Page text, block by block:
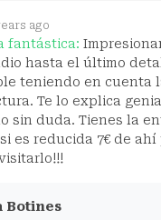
ago
fantástica:
hasta el último
teniendo en cuenta
Te lo explica
sin duda. Tienes la
es reducida 7€ de
Botines